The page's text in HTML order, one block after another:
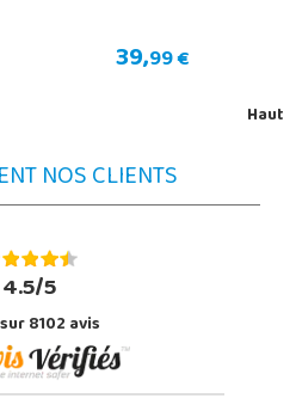
39,99 €
Haut
NOS CLIENTS
4.5/5
8102 avis